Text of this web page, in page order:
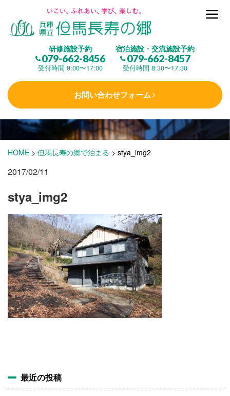
研修施設予約
079-662-8456
受付時間 9:00〜17:00
宿泊施設・交流施設予約
079-662-8457
受付時間 8:30〜17:30
お問い合わせフォーム
但馬長寿の郷とは
(研修施設)
楽しむ
学 ぶ(健康福祉)
(宿泊)
施設・料金
アクセス
HOME > 但馬長寿の郷で泊まる > stya_img2
2017/02/11
stya_img2
最近の投稿